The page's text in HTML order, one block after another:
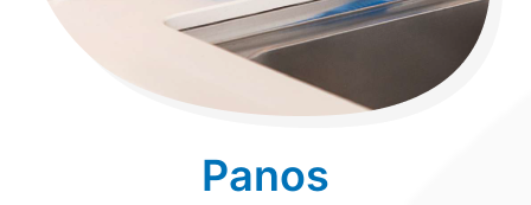
Panos